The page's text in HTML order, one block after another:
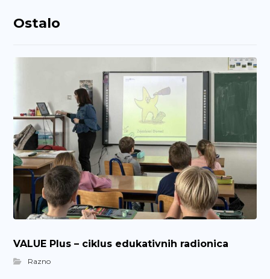
Ostalo
VALUE Plus – ciklus edukativnih radionica
Razno